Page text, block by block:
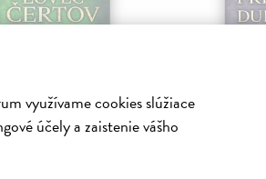
využívame cookies slúžiace
účely a zaistenie vášho
Pre